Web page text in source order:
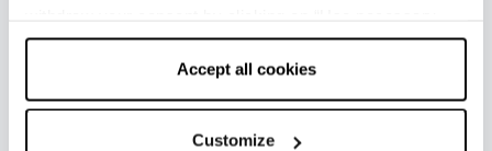
cookies only” and only the technical cookies for the
correct functioning of the website will be used.
Accept all cookies
Customize
Öffnung: Von April bis Mitte September
Lido delle Nazioni - Ufficio Informazioni e Accoglienza